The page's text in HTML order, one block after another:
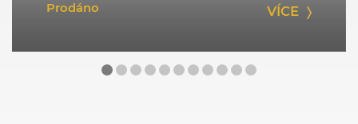
Prodáno
VÍCE